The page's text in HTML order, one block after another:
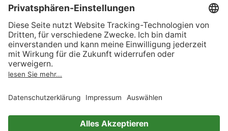
AGB
Informationen nach Data
Act
Verträge hier kündigen
Impressum